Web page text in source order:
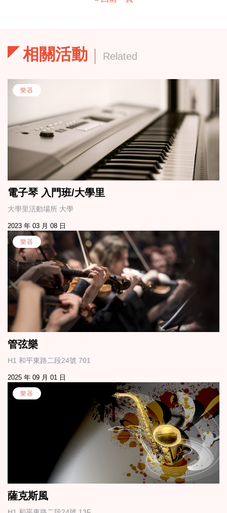
相關活動 Related
樂器
電子琴 入門班/大學里
大學里活動場所 大學
2023 年 03 月 08 日
樂器
管弦樂
H1 和平東路二段24號 701
2025 年 09 月 01 日
樂器
薩克斯風